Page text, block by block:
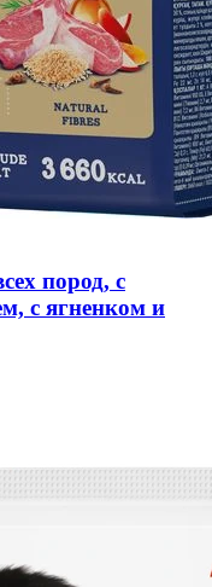
пород, с
с ягненком и